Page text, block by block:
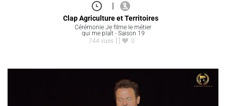
|
Clap Agriculture et Territoires
Cérémonie Je filme le métier
qui me plaît - Saison 19
744 vues
0